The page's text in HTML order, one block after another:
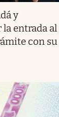
y
entrada al
con su